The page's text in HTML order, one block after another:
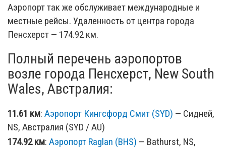
Аэропорт так же обслуживает международные и
местные рейсы. Удаленность от центра города
Пенсхерст — 174.92 км.
Полный перечень аэропортов
возле города Пенсхерст, New South
Wales, Австралия:
11.61 км: Аэропорт Кингсфорд Смит (SYD) — Сидней,
NS, Австралия (SYD / AU)
174.92 км: Аэропорт Raglan (BHS) — Bathurst, NS,